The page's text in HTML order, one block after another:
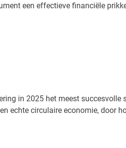
een effectieve financiële
in 2025 het meest succesvolle
echte circulaire economie, door